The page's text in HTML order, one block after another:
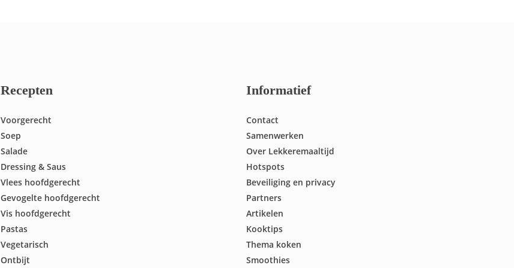
Recepten
Voorgerecht
Soep
Salade
Dressing & Saus
Vlees hoofdgerecht
Gevogelte hoofdgerecht
Vis hoofdgerecht
Pastas
Vegetarisch
Ontbijt
Informatief
Contact
Samenwerken
Over Lekkeremaaltijd
Hotspots
Beveiliging en privacy
Partners
Artikelen
Kooktips
Thema koken
Smoothies